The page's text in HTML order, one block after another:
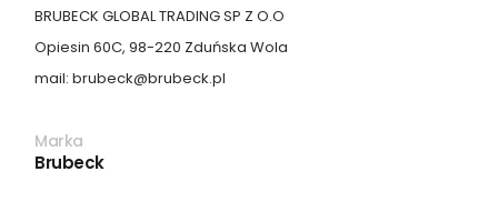
BRUBECK GLOBAL TRADING SP Z O.O
Opiesin 60C, 98-220 Zduńska Wola
mail: brubeck@brubeck.pl
Marka
Brubeck